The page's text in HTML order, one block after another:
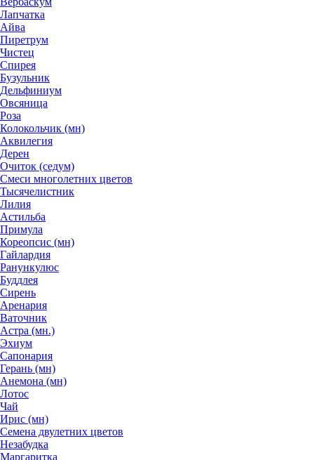
Лапчатка
Айва
Пиретрум
Чистец
Спирея
Бузульник
Дельфиниум
Овсяница
Роза
Колокольчик (мн)
Аквилегия
Дерен
Очиток (седум)
Смеси многолетних цветов
Тысячелистник
Лилия
Астильба
Примула
Кореопсис (мн)
Гайлардия
Ранункулюс
Буддлея
Сирень
Аренария
Ваточник
Астра (мн.)
Эхиум
Сапонария
Герань (мн)
Анемона (мн)
Лотос
Чай
Ирис (мн)
Семена двулетних цветов
Незабудка
Маргаритка